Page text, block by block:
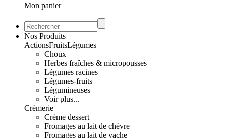
Mon panier
Nos Produits
ActionsFruitsLégumes
Choux
Herbes fraîches & micropousses
Légumes racines
Légumes-fruits
Légumineuses
Voir plus...
Crèmerie
Crème dessert
Fromages au lait de chèvre
Fromages au lait de vache